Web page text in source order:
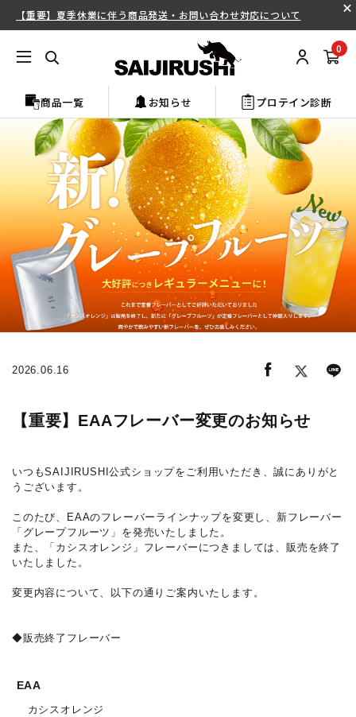
【重要】夏季休業に伴う商品発送・お問い合わせ対応について
0
商品一覧 お知らせ プロテイン診断
2026.06.16
【重要】EAAフレーバー変更のお知らせ
いつもSAIJIRUSHI公式ショップをご利用いただき、誠にありがと
うございます。
このたび、EAAのフレーバーラインナップを変更し、新フレーバー
「グレープフルーツ」を発売いたしました。
また、「カシスオレンジ」フレーバーにつきましては、販売を終了
いたしました。
変更内容について、以下の通りご案内いたします。
◆販売終了フレーバー
EAA
カシスオレンジ